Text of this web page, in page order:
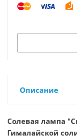
Описание
Солевая лампа
Гималайской